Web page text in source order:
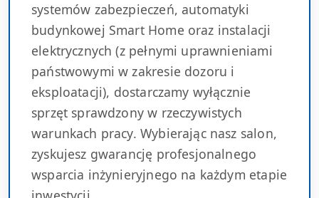
systemów zabezpieczeń, automatyki
budynkowej Smart Home oraz instalacji
elektrycznych (z pełnymi uprawnieniami
państwowymi w zakresie dozoru i
eksploatacji), dostarczamy wyłącznie
sprzęt sprawdzony w rzeczywistych
warunkach pracy. Wybierając nasz salon,
zyskujesz gwarancję profesjonalnego
wsparcia inżynieryjnego na każdym etapie